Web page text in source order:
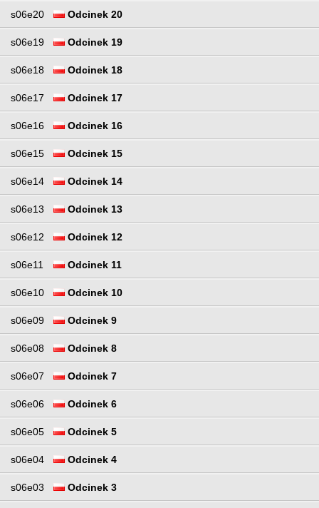
s06e20 Odcinek 20
s06e19 Odcinek 19
s06e18 Odcinek 18
s06e17 Odcinek 17
s06e16 Odcinek 16
s06e15 Odcinek 15
s06e14 Odcinek 14
s06e13 Odcinek 13
s06e12 Odcinek 12
s06e11 Odcinek 11
s06e10 Odcinek 10
s06e09 Odcinek 9
s06e08 Odcinek 8
s06e07 Odcinek 7
s06e06 Odcinek 6
s06e05 Odcinek 5
s06e04 Odcinek 4
s06e03 Odcinek 3